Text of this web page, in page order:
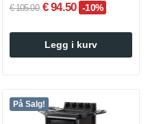
€ 105.00 € 94.50 -10%
Legg i kurv
På Salg!